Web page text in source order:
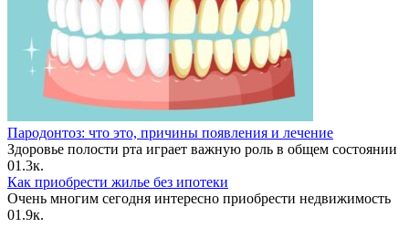
Пародонтоз: что это, причины появления и лечение
Здоровье полости рта играет важную роль в общем состоянии
01.3к.
Как приобрести жилье без ипотеки
Очень многим сегодня интересно приобрести недвижимость
01.9к.